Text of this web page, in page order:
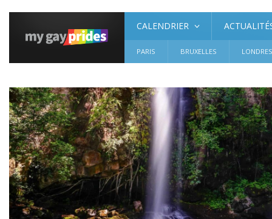
CALENDRIER
PARIS BRUXELLES LONDRES